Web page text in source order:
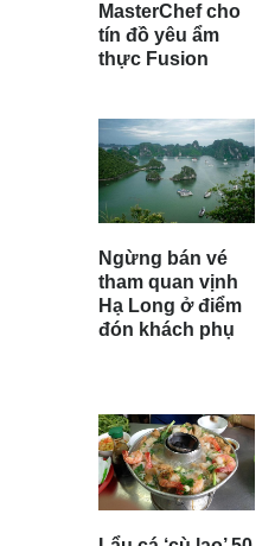
MasterChef cho
tín đồ yêu ẩm
thực Fusion
Ngừng bán vé
tham quan vịnh
Hạ Long ở điểm
đón khách phụ